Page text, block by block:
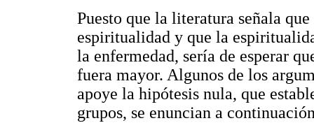
Puesto que la literatura señala
espiritualidad y que la
la enfermedad, sería de esperar
fuera mayor. Algunos de los
apoye la hipótesis nula, que
grupos, se enuncian a